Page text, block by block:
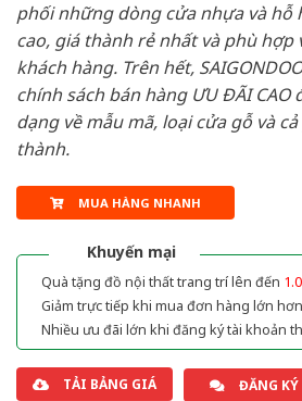
phối những dòng cửa nhựa và hỗ
cao, giá thành rẻ nhất và phù hợp
khách hàng. Trên hết,
chính sách bán hàng ƯU ĐÃI CAO
dạng về mẫu mã, loại cửa gỗ và
thành.
MUA HÀNG NHANH
Khuyến mại
Quà tặng đồ nội thất trang trí lên đến
Giảm trực tiếp khi mua đơn hàng lớn hơn
Nhiều ưu đãi lớn khi đăng ký tài khoản
TẢI BẢNG GIÁ ĐĂNG